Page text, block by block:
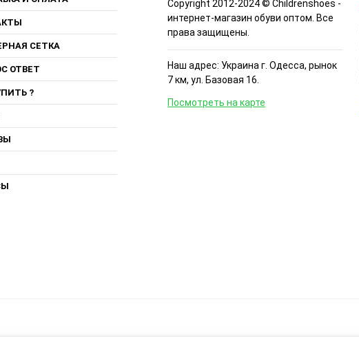
СЕТКА
ОТВЕТ
?
Copyright 2012-2024 © Childrenshoes -
интернет-магазин обуви оптом. Все
права защищены.
Наш адрес: Украина г. Одесса, рынок
7 км, ул. Базовая 16.
Посмотреть на карте